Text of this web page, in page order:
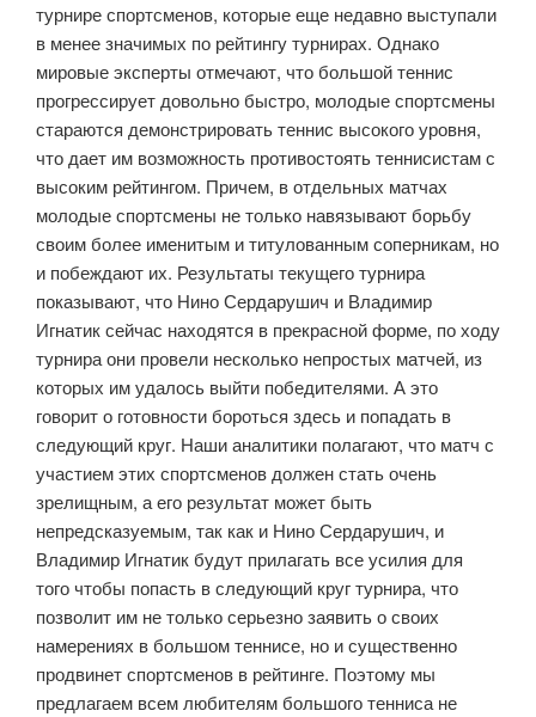
турнире спортсменов, которые еще недавно выступали
в менее значимых по рейтингу турнирах. Однако
мировые эксперты отмечают, что большой теннис
прогрессирует довольно быстро, молодые спортсмены
стараются демонстрировать теннис высокого уровня,
что дает им возможность противостоять теннисистам с
высоким рейтингом. Причем, в отдельных матчах
молодые спортсмены не только навязывают борьбу
своим более именитым и титулованным соперникам, но
и побеждают их. Результаты текущего турнира
показывают, что Нино Сердарушич и Владимир
Игнатик сейчас находятся в прекрасной форме, по ходу
турнира они провели несколько непростых матчей, из
которых им удалось выйти победителями. А это
говорит о готовности бороться здесь и попадать в
следующий круг. Наши аналитики полагают, что матч с
участием этих спортсменов должен стать очень
зрелищным, а его результат может быть
непредсказуемым, так как и Нино Сердарушич, и
Владимир Игнатик будут прилагать все усилия для
того чтобы попасть в следующий круг турнира, что
позволит им не только серьезно заявить о своих
намерениях в большом теннисе, но и существенно
продвинет спортсменов в рейтинге. Поэтому мы
предлагаем всем любителям большого тенниса не